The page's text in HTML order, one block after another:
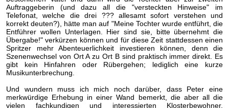
Auftraggeberin (und dazu all die "versteckten Hinweise" im
Telefonat, welche die drei ??? allesamt sofort verstehen und
korrekt deuten?), hätte man auf "Meine Tochter wurde entführt, die
Entführer wollen Unterlagen. Hier sind sie, bitte übernehmt die
Übergabe!" verkürzen können und für diese Zeit stattdessen einen
Spritzer mehr Abenteuerlichkeit investieren können, denn die
Szenenwechsel von Ort A zu Ort B sind praktisch immer direkt. Es
gibt kein Hinfahren oder Rübergehen; lediglich eine kurze
Musikunterbrechung.
Und wundern muss ich mich noch darüber, dass Peter eine
merkwürdige Erhebung in einer Wand bemerkt, die aber all die
vielen fachkundigen und interessierten Klosterbewohner,